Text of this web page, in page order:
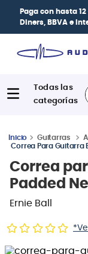
con tarjetas
Guitarras
Correa Para Guitarra
Correa
Padded
Ernie Ball